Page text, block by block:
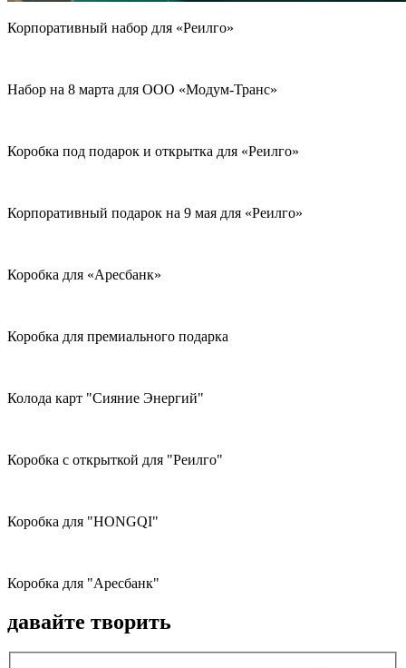
Корпоративный набор для «Реилго»
Набор на 8 марта для ООО «Модум-Транс»
Коробка под подарок и открытка для «Реилго»
Корпоративный подарок на 9 мая для «Реилго»
Коробка для «Аресбанк»
Коробка для премиального подарка
Колода карт "Сияние Энергий"
Коробка с открыткой для "Реилго"
Коробка для "HONGQI"
Коробка для "Аресбанк"
давайте творить